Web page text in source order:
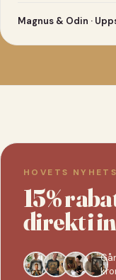
Magnus & Odin ·
HOVETS
15%
direkt i